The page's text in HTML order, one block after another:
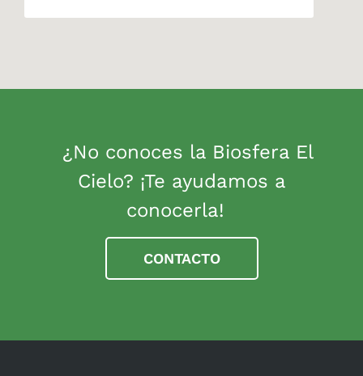
¿No conoces la Biosfera El
Cielo? ¡Te ayudamos a
conocerla!
CONTACTO